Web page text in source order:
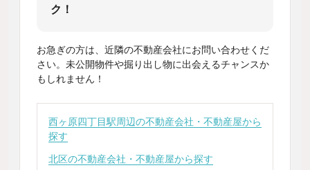
ク！
お急ぎの方は、近隣の不動産会社にお問い合わせくだ
さい。未公開物件や掘り出し物に出会えるチャンスか
もしれません！
西ヶ原四丁目駅周辺の不動産会社・不動産屋から
探す
北区の不動産会社・不動産屋から探す